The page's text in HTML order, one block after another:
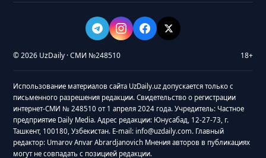
© 2026 UzDaily · СМИ №248510 18+
Использование материалов сайта UzDaily.uz допускается только с
письменного разрешения редакции. Свидетельство о регистрации
интернет-СМИ № 248510 от 1 апреля 2024 года. Учредитель: Частное
предприятие Daily Media. Адрес редакции: Юнусабад, 12-27-73, г.
Ташкент, 100180, Узбекистан. E-mail: info@uzdaily.com. Главный
редактор: Umarov Anvar Abrardjanovich Мнения авторов в публикациях
могут не совпадать с позицией редакции.